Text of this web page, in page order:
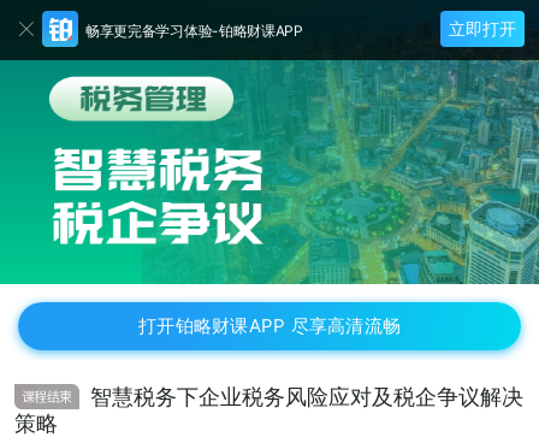
畅享更完备学习体验-铂略财课APP 立即打开
打开铂略财课APP 尽享高清流畅
智慧税务下企业税务风险应对及税企争议解决
策略